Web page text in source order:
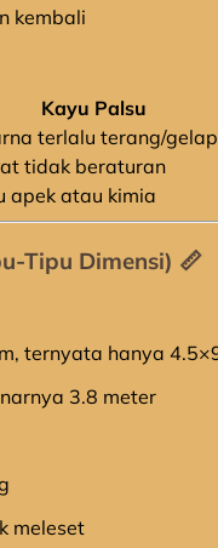
kembali
Kayu Palsu
terlalu terang/gelap
tidak beraturan
apek atau kimia
Tipu Dimensi) 📏
ternyata hanya
3.8 meter
meleset